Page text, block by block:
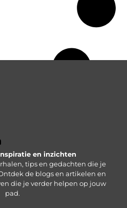
en inzichten
tips en gedachten die je
de blogs en artikelen en
die je verder helpen op jouw
pad.